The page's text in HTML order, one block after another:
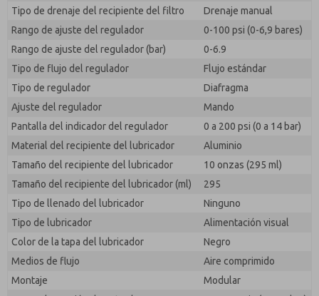
Tipo de drenaje del recipiente del filtro
Drenaje manual
Rango de ajuste del regulador
0-100 psi (0-6,9 bares)
Rango de ajuste del regulador (bar)
0-6.9
Tipo de flujo del regulador
Flujo estándar
Tipo de regulador
Diafragma
Ajuste del regulador
Mando
Pantalla del indicador del regulador
0 a 200 psi (0 a 14 bar)
Material del recipiente del lubricador
Aluminio
Tamaño del recipiente del lubricador
10 onzas (295 ml)
Tamaño del recipiente del lubricador (ml)
295
Tipo de llenado del lubricador
Ninguno
Tipo de lubricador
Alimentación visual
Color de la tapa del lubricador
Negro
Medios de flujo
Aire comprimido
Montaje
Modular